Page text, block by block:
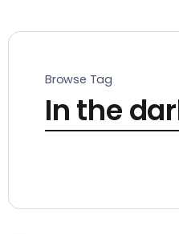
Browse Tag
In the